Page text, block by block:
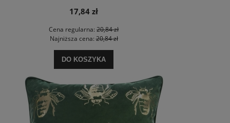
17,84 zł
Cena regularna: 20,84 zł
Najniższa cena:20,84 zł
DO KOSZYKA